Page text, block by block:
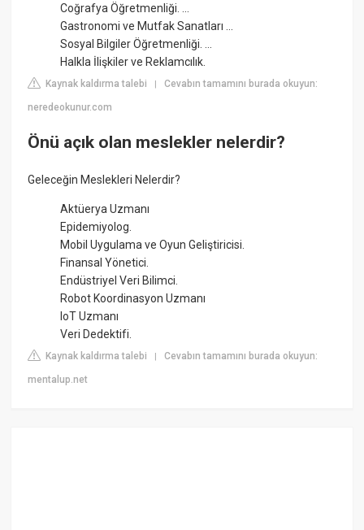
Coğrafya Öğretmenliği. ...
Gastronomi ve Mutfak Sanatları ...
Sosyal Bilgiler Öğretmenliği. ...
Halkla İlişkiler ve Reklamcılık.
Kaynak kaldırma talebi |Cevabın tamamını burada okuyun:
neredeokunur.com
Önü açık olan meslekler nelerdir?
Geleceğin Meslekleri Nelerdir?
Aktüerya Uzmanı
Epidemiyolog.
Mobil Uygulama ve Oyun Geliştiricisi.
Finansal Yönetici.
Endüstriyel Veri Bilimci.
Robot Koordinasyon Uzmanı
IoT Uzmanı
Veri Dedektifi.
Kaynak kaldırma talebi |Cevabın tamamını burada okuyun:
mentalup.net